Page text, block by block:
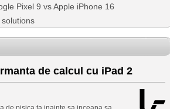
Pixel 9 vs Apple iPhone 16
de calcul cu iPad 2